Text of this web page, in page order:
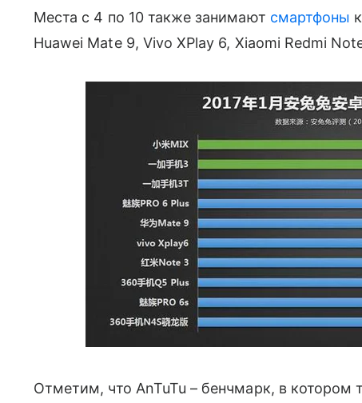
Места с 4 по 10 также занимают смартфоны
Huawei Mate 9, Vivo XPlay 6, Xiaomi Redmi
Отметим, что AnTuTu – бенчмарк, в котором